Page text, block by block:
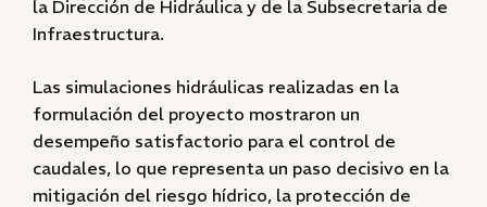
la Dirección de Hidráulica y de la Subsecretaria de
Infraestructura.
Las simulaciones hidráulicas realizadas en la
formulación del proyecto mostraron un
desempeño satisfactorio para el control de
caudales, lo que representa un paso decisivo en la
mitigación del riesgo hídrico, la protección de